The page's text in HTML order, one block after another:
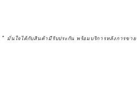
* มั่นใจได้กับสินค้ามีรับประกัน พร้อมบริการหลังการขาย